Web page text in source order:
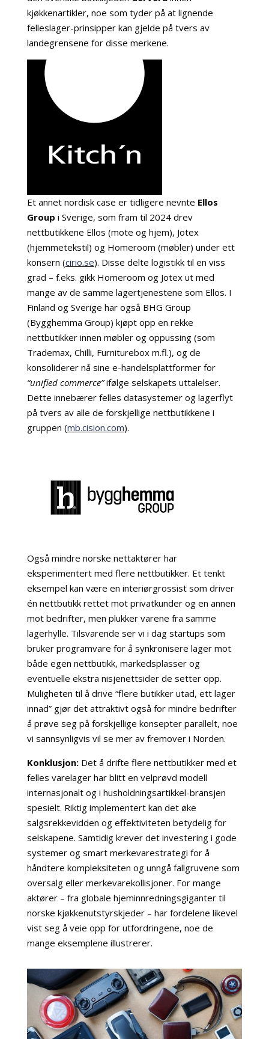
kjøkkenartikler, noe som tyder på at lignende
felleslager-prinsipper kan gjelde på tvers av
landegrensene for disse merkene.
Et annet nordisk case er tidligere nevnte Ellos
Group i Sverige, som fram til 2024 drev
nettbutikkene Ellos (mote og hjem), Jotex
(hjemmetekstil) og Homeroom (møbler) under ett
konsern (cirio.se). Disse delte logistikk til en viss
grad – f.eks. gikk Homeroom og Jotex ut med
mange av de samme lagertjenestene som Ellos. I
Finland og Sverige har også BHG Group
(Bygghemma Group) kjøpt opp en rekke
nettbutikker innen møbler og oppussing (som
Trademax, Chilli, Furniturebox m.fl.), og de
konsoliderer nå sine e-handelsplattformer for
“unified commerce”ifølge selskapets uttalelser.
Dette innebærer felles datasystemer og lagerflyt
på tvers av alle de forskjellige nettbutikkene i
gruppen (mb.cision.com).
Også mindre norske nettaktører har
eksperimentert med flere nettbutikker. Et tenkt
eksempel kan være en interiørgrossist som driver
én nettbutikk rettet mot privatkunder og en annen
mot bedrifter, men plukker varene fra samme
lagerhylle. Tilsvarende ser vi i dag startups som
bruker programvare for å synkronisere lager mot
både egen nettbutikk, markedsplasser og
eventuelle ekstra nisjenettsider de setter opp.
Muligheten til å drive “flere butikker utad, ett lager
innad” gjør det attraktivt også for mindre bedrifter
å prøve seg på forskjellige konsepter parallelt, noe
vi sannsynligvis vil se mer av fremover i Norden.
Konklusjon:Det å drifte flere nettbutikker med et
felles varelager har blitt en velprøvd modell
internasjonalt og i husholdningsartikkel-bransjen
spesielt. Riktig implementert kan det øke
salgsrekkevidden og effektiviteten betydelig for
selskapene. Samtidig krever det investering i gode
systemer og smart merkevarestrategi for å
håndtere kompleksiteten og unngå fallgruvene som
oversalg eller merkevarekollisjoner. For mange
aktører – fra globale hjeminnredningsgiganter til
norske kjøkkenutstyrskjeder – har fordelene likevel
vist seg å veie opp for utfordringene, noe de
mange eksemplene illustrerer.